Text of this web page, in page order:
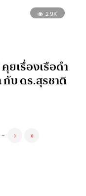
2.9K
ยเรื่องเรือดำ
กับ ดร.สุรชาติ
- › »